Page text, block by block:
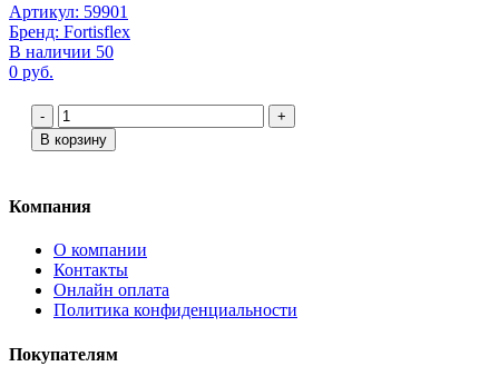
Артикул: 59901
Бренд: Fortisflex
В наличии 50
0 руб.
-
+
В корзину
Компания
О компании
Контакты
Онлайн оплата
Политика конфиденциальности
Покупателям